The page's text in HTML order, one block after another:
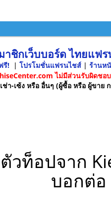
ชิกเว็บบอร์ด ไทยแฟร
รี! | โปรโมชั่นแฟรนไชส์ | ร้านห
ไม่มีส่วนรับผิดชอ
ช่า-เซ้ง หรือ อื่นๆ (ผู้ซื้อ หรือ ผู้ขา
ท็อปจาก
บอกต่อ